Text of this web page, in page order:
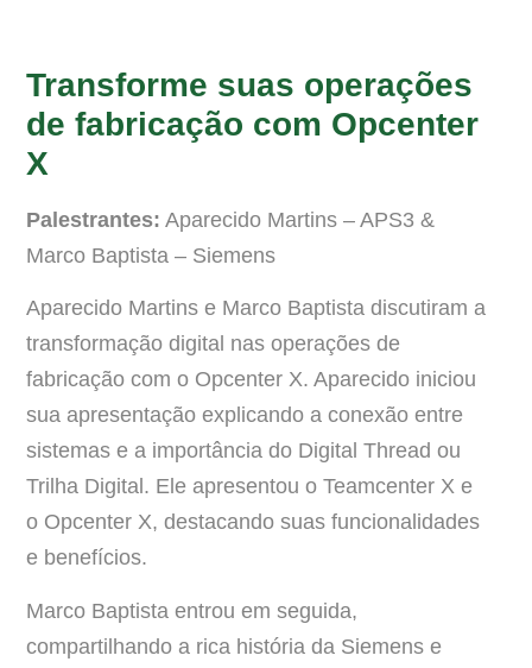
Transforme suas operações
de fabricação com Opcenter
X
Palestrantes: Aparecido Martins – APS3 &
Marco Baptista – Siemens
Aparecido Martins e Marco Baptista discutiram a
transformação digital nas operações de
fabricação com o Opcenter X. Aparecido iniciou
sua apresentação explicando a conexão entre
sistemas e a importância do Digital Thread ou
Trilha Digital. Ele apresentou o Teamcenter X e
o Opcenter X, destacando suas funcionalidades
e benefícios.
Marco Baptista entrou em seguida,
compartilhando a rica história da Siemens e